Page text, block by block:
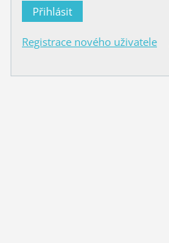
Registrace nového uživatele